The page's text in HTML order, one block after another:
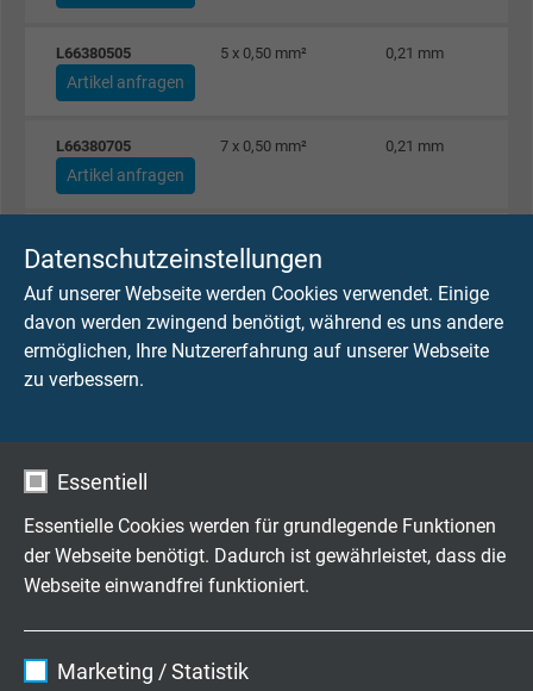
Datenschutzeinstellungen
Auf unserer Webseite werden Cookies verwendet. Einige
davon werden zwingend benötigt, während es uns andere
ermöglichen, Ihre Nutzererfahrung auf unserer Webseite
zu verbessern.
Essentiell
Essentielle Cookies werden für grundlegende Funktionen
der Webseite benötigt. Dadurch ist gewährleistet, dass die
Webseite einwandfrei funktioniert.
Marketing / Statistik
L66380505 5 x 0,50 mm² 0,21 mm
Artikel anfragen
L66380705 7 x 0,50 mm² 0,21 mm
Artikel anfragen
Artikel anfragen
L66381805 18 x 0,50 mm² 0,21 mm
Artikel anfragen
L66380207 2 x 0,75 mm² 0,21 mm
Artikel anfragen